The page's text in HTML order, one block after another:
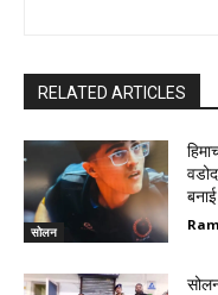
RELATED ARTICLES
सोलन